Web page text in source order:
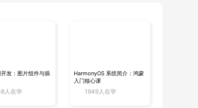
中既可以使用||操作符（如SELECT 'H
发：图片组件与插
人在学
HarmonyOS 系统简介：鸿蒙
入门核心课
1949人在学